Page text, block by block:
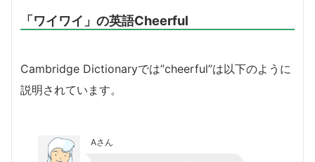
「ワイワイ」の英語Cheerful
Cambridge Dictionaryでは”cheerful”は以下のように
説明されています。
Aさん